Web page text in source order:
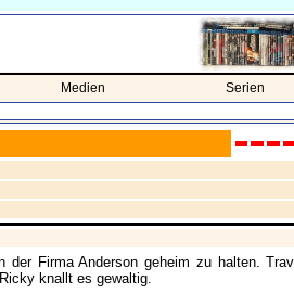
Medien Serien
Firma Anderson geheim zu halten.
knallt es gewaltig.